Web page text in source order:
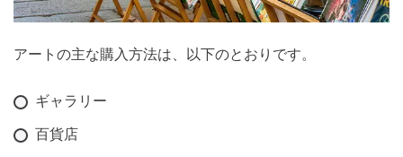
アートの主な購入方法は、以下のとおりです。
ギャラリー
百貨店